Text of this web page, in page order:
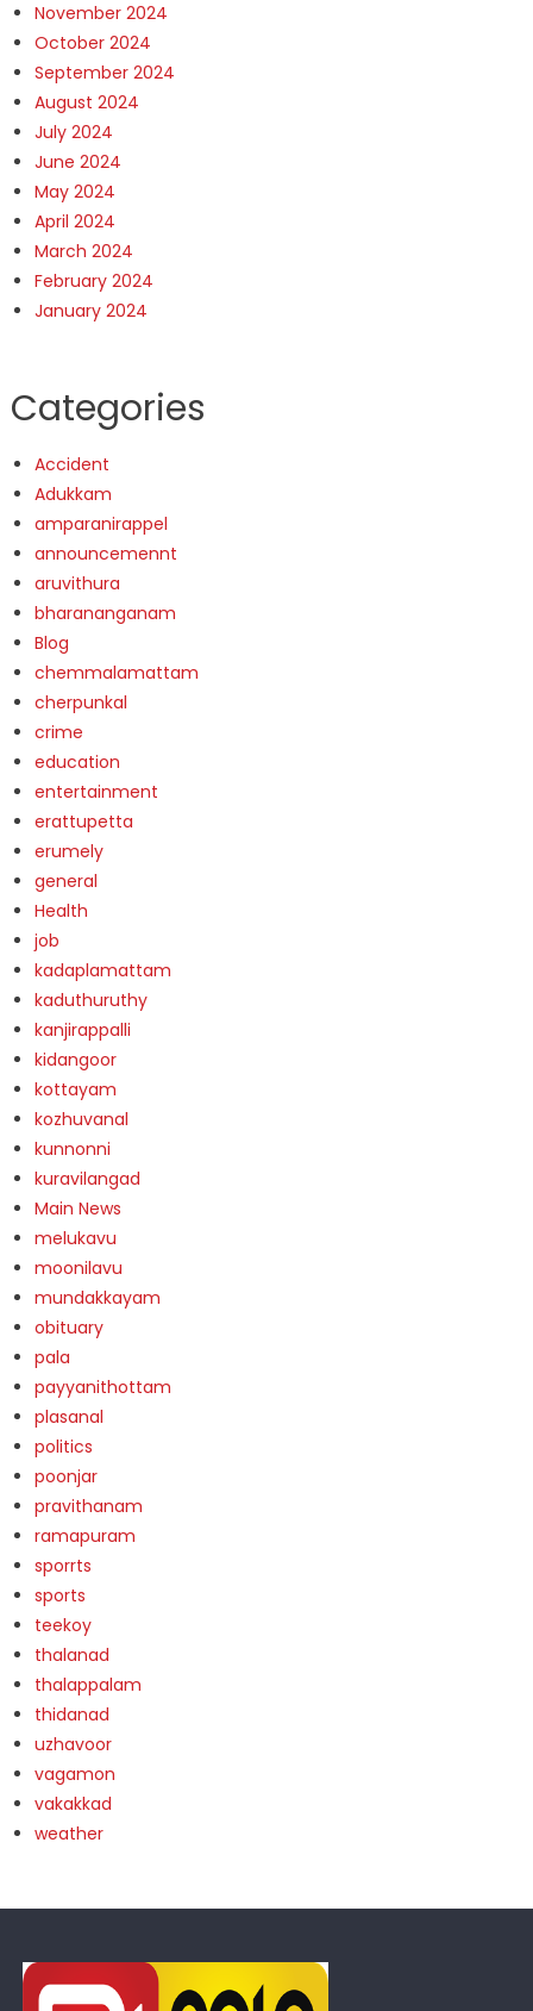
November 2024
October 2024
September 2024
August 2024
July 2024
June 2024
May 2024
April 2024
March 2024
February 2024
January 2024
Categories
Accident
Adukkam
amparanirappel
announcemennt
aruvithura
bharananganam
Blog
chemmalamattam
cherpunkal
crime
education
entertainment
erattupetta
erumely
general
Health
job
kadaplamattam
kaduthuruthy
kanjirappalli
kidangoor
kottayam
kozhuvanal
kunnonni
kuravilangad
Main News
melukavu
moonilavu
mundakkayam
obituary
pala
payyanithottam
plasanal
politics
poonjar
pravithanam
ramapuram
sporrts
sports
teekoy
thalanad
thalappalam
thidanad
uzhavoor
vagamon
vakakkad
weather